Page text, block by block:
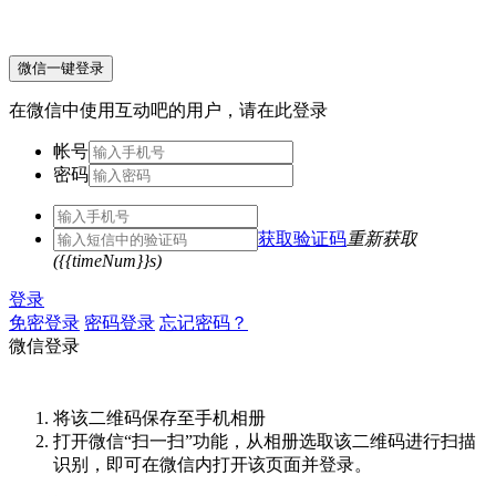
微信一键登录
在微信中使用互动吧的用户，请在此登录
帐号
密码
获取验证码重新获取
({{timeNum}}s)
登录
免密登录 密码登录 忘记密码？
微信登录
将该二维码保存至手机相册
打开微信“扫一扫”功能，从相册选取该二维码进行扫描
识别，即可在微信内打开该页面并登录。